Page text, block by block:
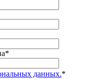
*
данных.*